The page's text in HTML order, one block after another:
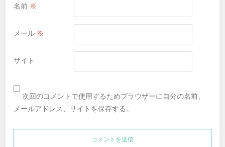
名前 ※
メール ※
サイト
次回のコメントで使用するためブラウザーに自分の名前、
メールアドレス、サイトを保存する。